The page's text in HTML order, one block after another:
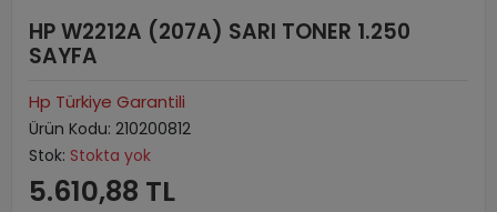
HP W2212A (207A) SARI TONER 1.250
SAYFA
Hp Türkiye Garantili
Ürün Kodu: 210200812
Stok: Stokta yok
5.610,88 TL